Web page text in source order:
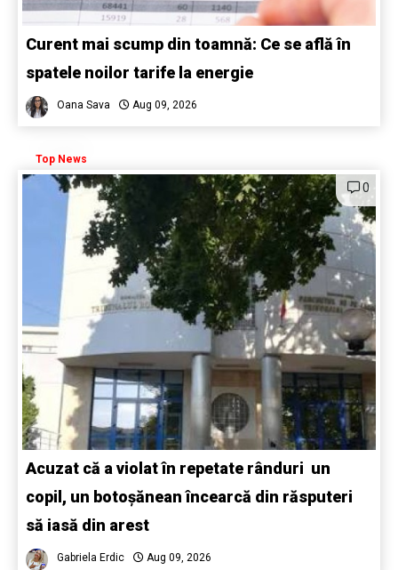
Curent mai scump din toamnă: Ce se află în
spatele noilor tarife la energie
Oana Sava Aug 09, 2026
Top News
0
Acuzat că a violat în repetate rânduri un
copil, un botoșănean încearcă din răsputeri
să iasă din arest
Gabriela Erdic Aug 09, 2026